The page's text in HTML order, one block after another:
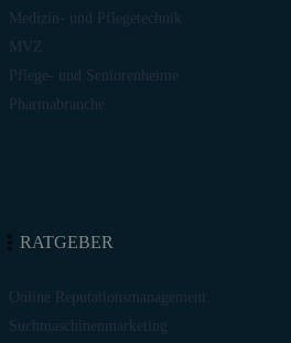
Medizin- und Pflegetechnik
MVZ
Pflege- und Seniorenheime
Pharmabranche
RATGEBER
Online Reputationsmanagement
Suchmaschinenmarketing